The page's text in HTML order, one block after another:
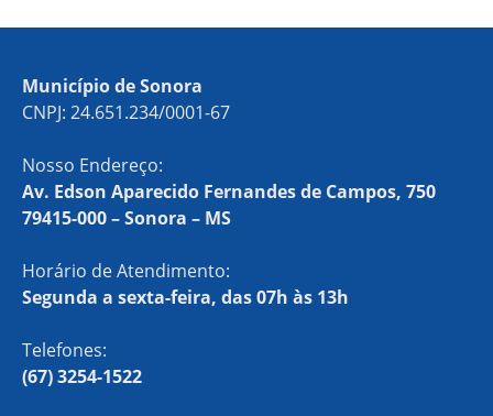
Município de Sonora
CNPJ: 24.651.234/0001-67
Nosso Endereço:
Av. Edson Aparecido Fernandes de Campos, 750
79415-000 – Sonora – MS
Horário de Atendimento:
Segunda a sexta-feira, das 07h às 13h
Telefones:
(67) 3254-1522